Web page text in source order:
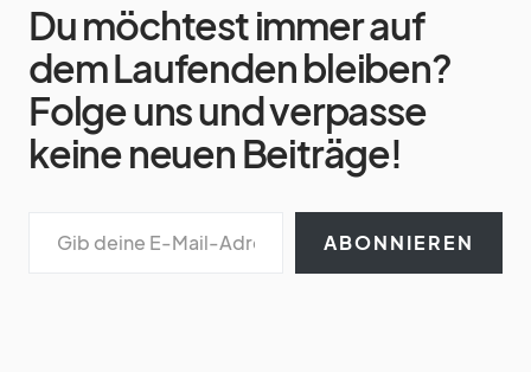
Du möchtest immer auf
dem Laufenden bleiben?
Folge uns und verpasse
keine neuen Beiträge!
ABONNIEREN